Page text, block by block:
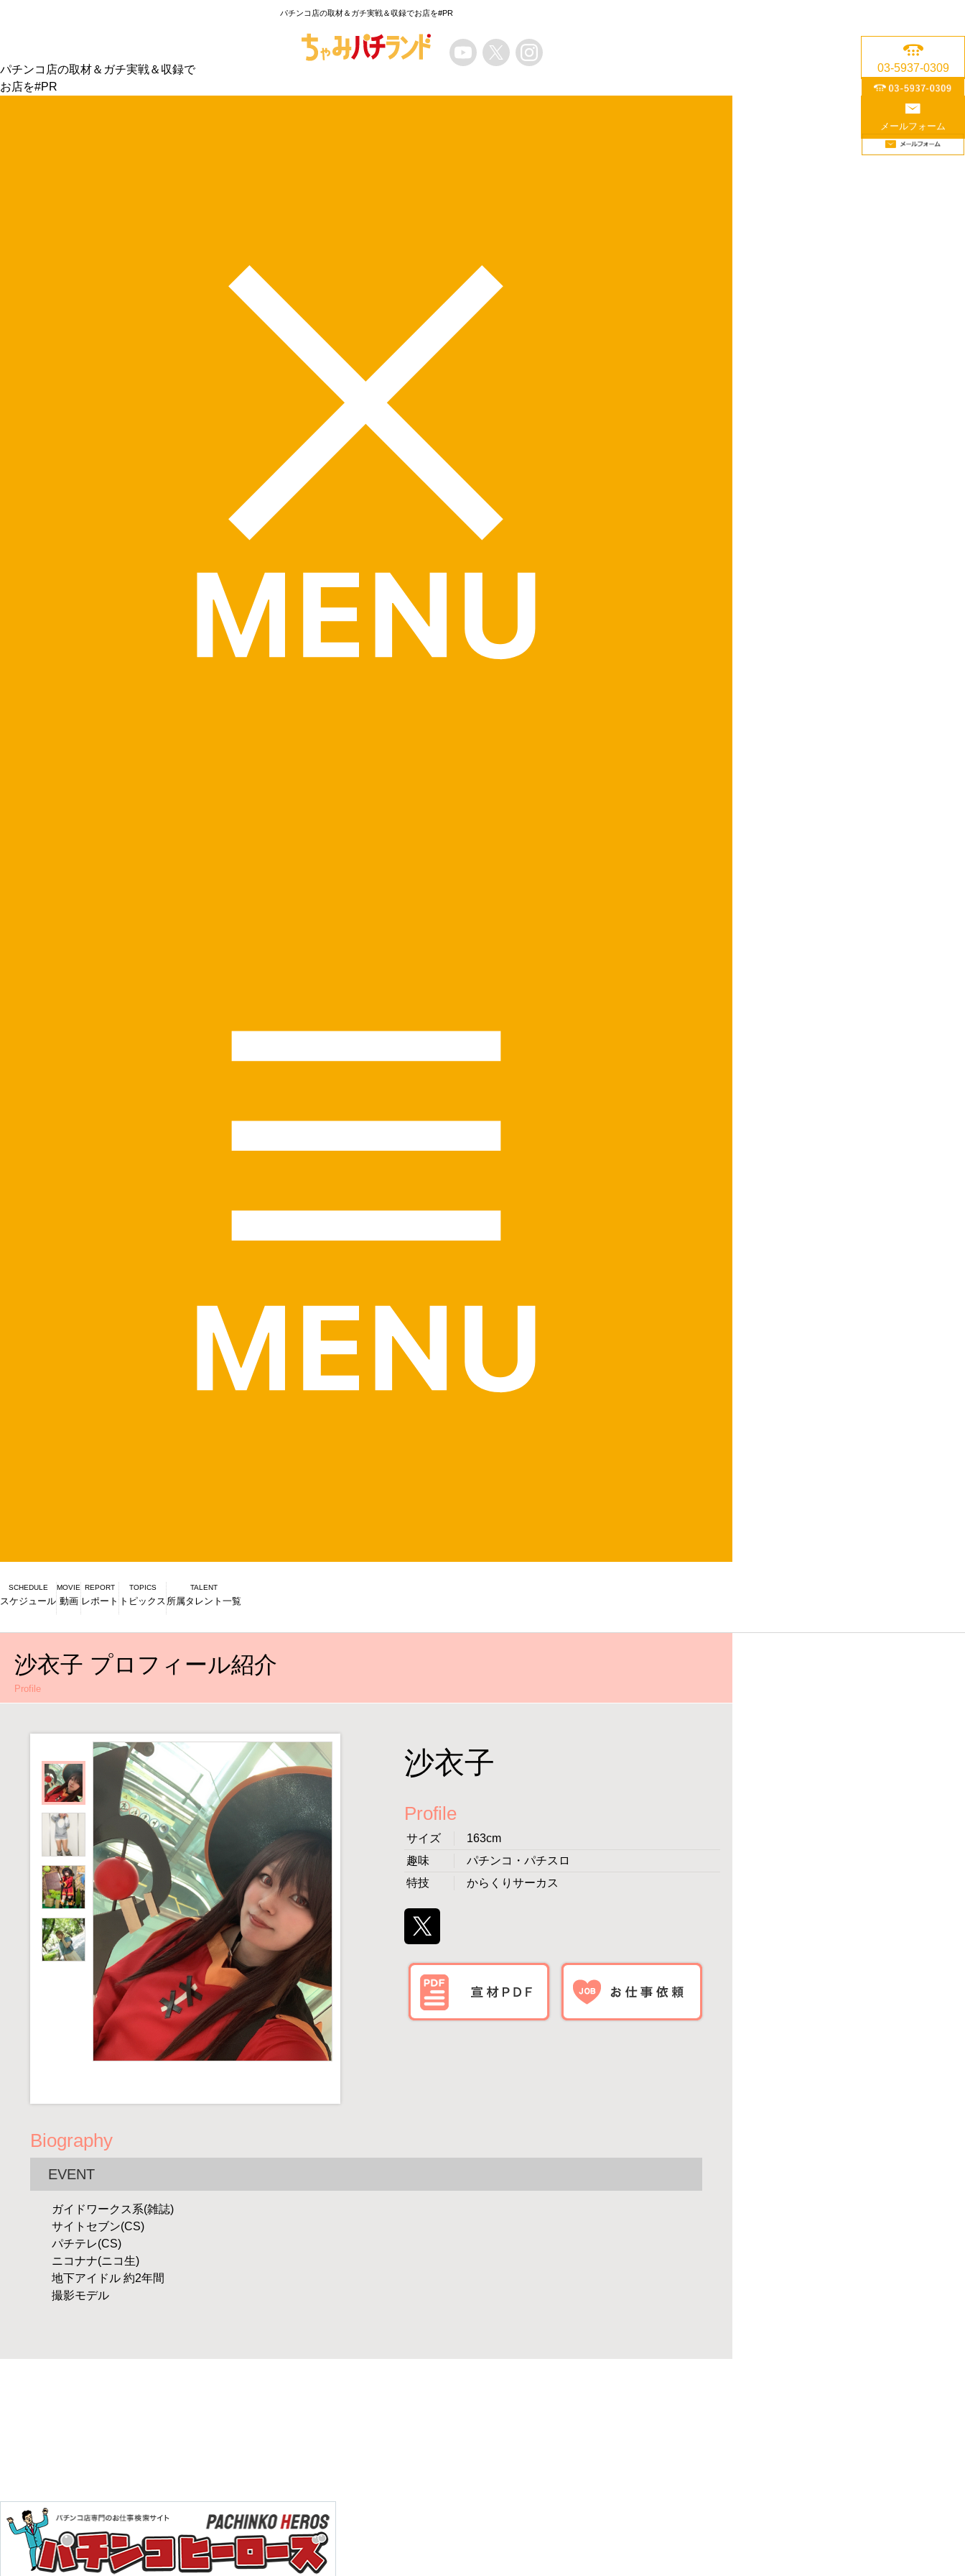
パチンコ店の取材＆ガチ実戦＆収録でお店を#PR
パチンコ店の取材＆ガチ実戦＆収録で
お店を#PR
SCHEDULE
スケジュール
MOVIE
動画
REPORT
レポート
TOPICS
トピックス
TALENT
所属タレント一覧
03-5937-0309
メールフォーム
沙衣子 プロフィール紹介
Profile
沙衣子
Profile
サイズ
163cm
趣味
パチンコ・パチスロ
特技
からくりサーカス
Biography
EVENT
ガイドワークス系(雑誌)
サイトセブン(CS)
パチテレ(CS)
ニコナナ(ニコ生)
地下アイドル 約2年間
撮影モデル